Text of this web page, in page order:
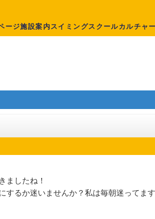
ージ施設案内スイミングスクールカルチャ
ましたね！
るか迷いませんか？私は毎朝迷ってます